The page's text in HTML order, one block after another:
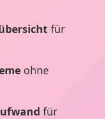
für
ohne
für